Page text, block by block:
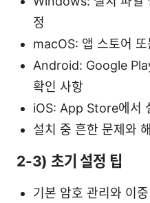
정
macOS: 앱 스토어 또
Android: Google
확인 사항
iOS: App Store에서
설치 중 흔한 문제와
2-3) 초기 설정 팁
기본 암호 관리와 이